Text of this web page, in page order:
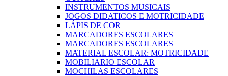
INSTRUMENTOS MUSICAIS
JOGOS DIDATICOS E MOTRICIDADE
LÁPIS DE COR
MARCADORES ESCOLARES
MARCADORES ESCOLARES
MATERIAL ESCOLAR: MOTRICIDADE
MOBILIARIO ESCOLAR
MOCHILAS ESCOLARES